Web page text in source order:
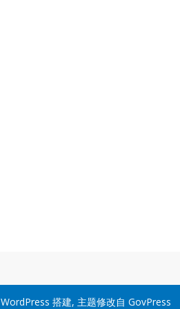
WordPress 搭建, 主题修改自 GovPress